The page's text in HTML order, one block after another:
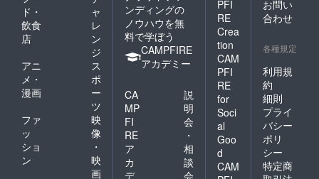
ド・
飲食
店
ャ
レ
ン
ジ
アニ
メ・
漫画
ス
ポ
ー
ツ
ファ
ッ
ショ
ン
映
像
・
映
画
ンディングの
ノウハウを無
料で学ぼう
CAMPFIRE
アカデミー
CA
MP
FI
RE
ア
カ
デ
説
明
会
・
相
談
会
PFI
RE
Crea
tion
CAM
PFI
RE
for
Soci
al
Goo
d
CAM
お問い
合わせ
各種規定
利用規
約
細則
プライ
バシー
ポリ
シー
特定商